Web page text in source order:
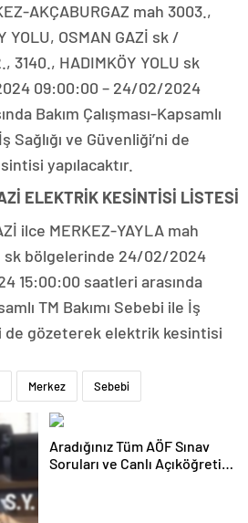
AKÇABURGAZ mah 3003.,
YOLU, OSMAN GAZİ sk /
3140., HADIMKÖY YOLU sk
09:00:00 – 24/02/2024
Bakım Çalışması-Kapsamlı
Sağlığı ve Güvenliği’ni de
yapılacaktır.
ELEKTRİK KESİNTİSİ LİSTESİ
ilce MERKEZ-YAYLA mah
sk bölgelerinde 24/02/2024
15:00:00 saatleri arasında
TM Bakımı Sebebi ile İş
de gözeterek elektrik kesintisi
Merkez Sebebi
Aradığınız Tüm AÖF Sınav
Soruları ve Canlı Açıköğretim